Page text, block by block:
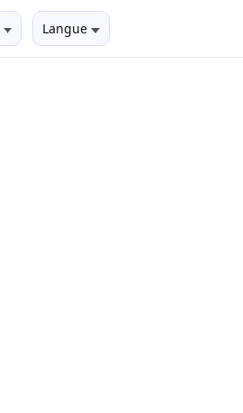
Langue